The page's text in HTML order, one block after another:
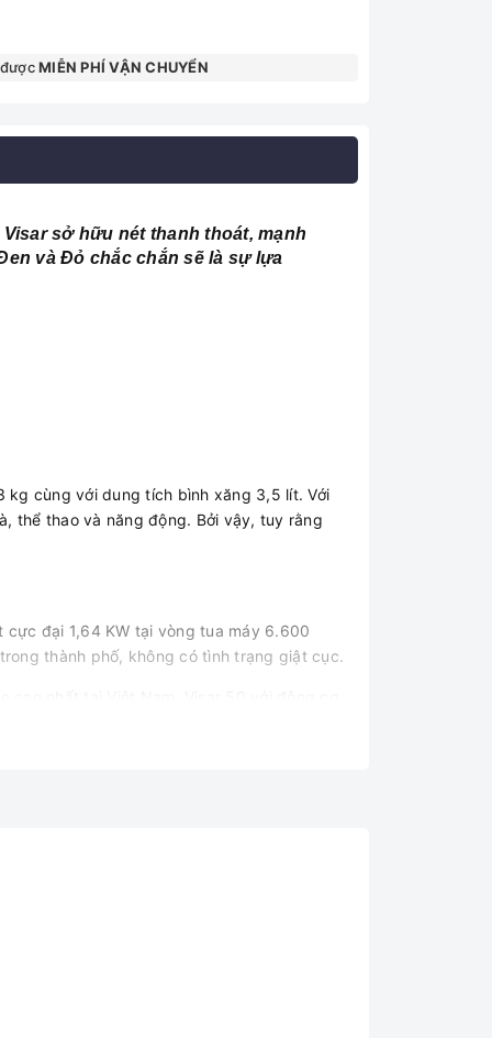
đượcMIỄN PHÍ VẬN CHUYỂN
sở hữu nét thanh thoát, mạnh
và Đỏ chắc chắn sẽ là sự lựa
kg cùng với dung tích bình xăng 3,5 lít. Với
thể thao và năng động. Bởi vậy, tuy rằng
đại 1,64 KW tại vòng tua máy 6.600
thành phố, không có tình trạng giật cục.